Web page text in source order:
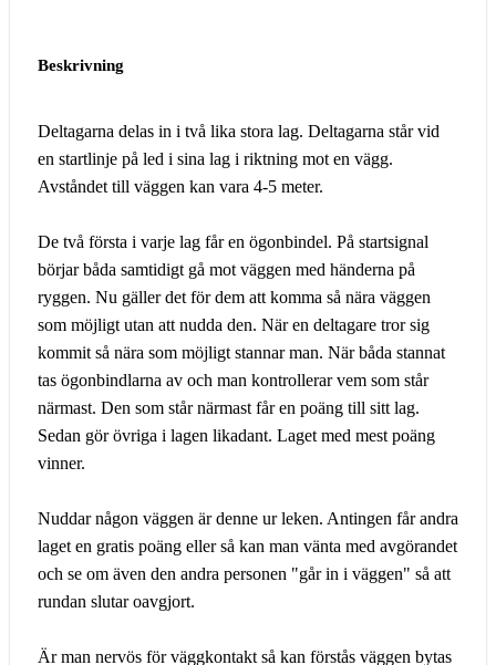
Beskrivning
Deltagarna delas in i två lika stora lag. Deltagarna står vid
en startlinje på led i sina lag i riktning mot en vägg.
Avståndet till väggen kan vara 4-5 meter.
De två första i varje lag får en ögonbindel. På startsignal
börjar båda samtidigt gå mot väggen med händerna på
ryggen. Nu gäller det för dem att komma så nära väggen
som möjligt utan att nudda den. När en deltagare tror sig
kommit så nära som möjligt stannar man. När båda stannat
tas ögonbindlarna av och man kontrollerar vem som står
närmast. Den som står närmast får en poäng till sitt lag.
Sedan gör övriga i lagen likadant. Laget med mest poäng
vinner.
Nuddar någon väggen är denne ur leken. Antingen får andra
laget en gratis poäng eller så kan man vänta med avgörandet
och se om även den andra personen "går in i väggen" så att
rundan slutar oavgjort.
Är man nervös för väggkontakt så kan förstås väggen bytas